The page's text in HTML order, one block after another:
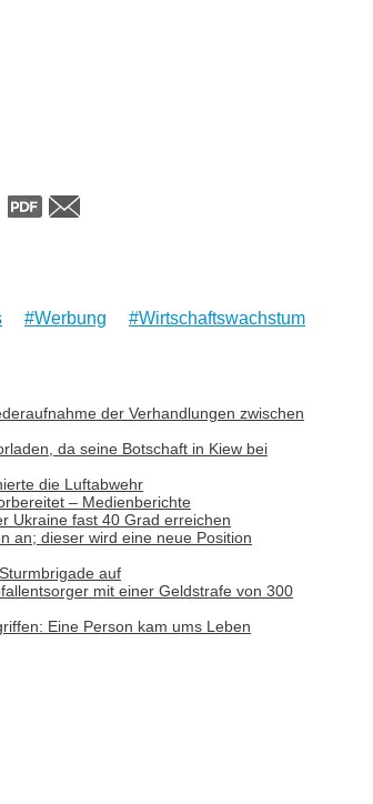
Werbung Wirtschaftswachstum
der Verhandlungen zwischen
da seine Botschaft in Kiew bei
die Luftabwehr
– Medienberichte
Ukraine fast 40 Grad erreichen
an; dieser wird eine neue Position
auf
mit einer Geldstrafe von 300
Eine Person kam ums Leben